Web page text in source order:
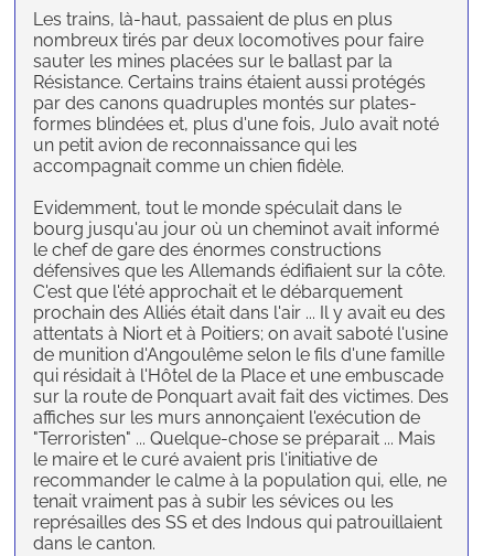
Les trains, là-haut, passaient de plus en plus
nombreux tirés par deux locomotives pour faire
sauter les mines placées sur le ballast par la
Résistance. Certains trains étaient aussi protégés
par des canons quadruples montés sur plates-
formes blindées et, plus d'une fois, Julo avait noté
un petit avion de reconnaissance qui les
accompagnait comme un chien fidèle.
Evidemment, tout le monde spéculait dans le
bourg jusqu'au jour où un cheminot avait informé
le chef de gare des énormes constructions
défensives que les Allemands édifiaient sur la côte.
C'est que l'été approchait et le débarquement
prochain des Alliés était dans l'air ... Il y avait eu des
attentats à Niort et à Poitiers; on avait saboté l'usine
de munition d'Angoulême selon le fils d'une famille
qui résidait à l'Hôtel de la Place et une embuscade
sur la route de Ponquart avait fait des victimes. Des
affiches sur les murs annonçaient l'exécution de
"Terroristen" ... Quelque-chose se préparait ... Mais
le maire et le curé avaient pris l'initiative de
recommander le calme à la population qui, elle, ne
tenait vraiment pas à subir les sévices ou les
représailles des SS et des Indous qui patrouillaient
dans le canton.